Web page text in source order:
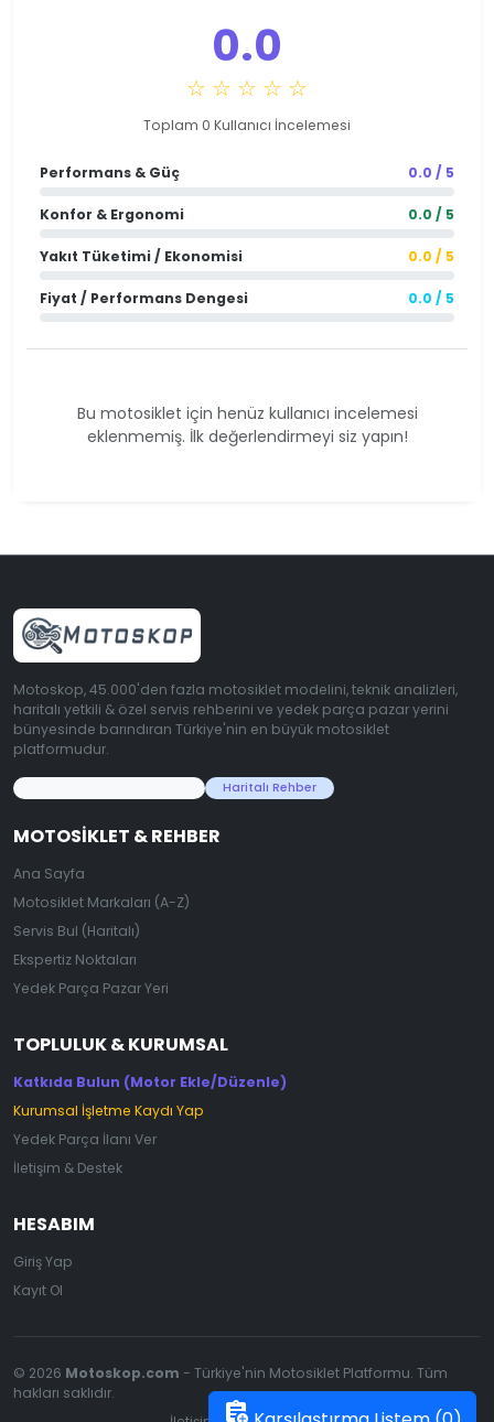
0.0
☆ ☆ ☆ ☆ ☆
Toplam 0 Kullanıcı İncelemesi
Performans & Güç 0.0 / 5
Konfor & Ergonomi 0.0 / 5
Yakıt Tüketimi / Ekonomisi 0.0 / 5
Fiyat / Performans Dengesi 0.0 / 5
Bu motosiklet için henüz kullanıcı incelemesi
eklenmemiş. İlk değerlendirmeyi siz yapın!
assignment_add
Motoskop, 45.000'den fazla motosiklet modelini, teknik analizleri,
haritalı yetkili & özel servis rehberini ve yedek parça pazar yerini
bünyesinde barındıran Türkiye'nin en büyük motosiklet
platformudur.
Haritalı Rehber
MOTOSIKLET & REHBER
Ana Sayfa
Motosiklet Markaları (A-Z)
Servis Bul (Haritalı)
Ekspertiz Noktaları
Yedek Parça Pazar Yeri
TOPLULUK & KURUMSAL
Katkıda Bulun (Motor Ekle/Düzenle)
Kurumsal İşletme Kaydı Yap
Yedek Parça İlanı Ver
İletişim & Destek
HESABIM
Giriş Yap
Kayıt Ol
© 2026 Motoskop.com - Türkiye'nin Motosiklet Platformu. Tüm
hakları saklıdır.